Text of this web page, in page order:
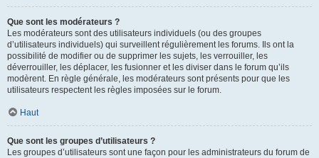
Que sont les modérateurs ?
Les modérateurs sont des utilisateurs individuels (ou des groupes
d’utilisateurs individuels) qui surveillent régulièrement les forums. Ils ont la
possibilité de modifier ou de supprimer les sujets, les verrouiller, les
déverrouiller, les déplacer, les fusionner et les diviser dans le forum qu’ils
modèrent. En règle générale, les modérateurs sont présents pour que les
utilisateurs respectent les règles imposées sur le forum.
Haut
Que sont les groupes d’utilisateurs ?
Les groupes d’utilisateurs sont une façon pour les administrateurs du forum de